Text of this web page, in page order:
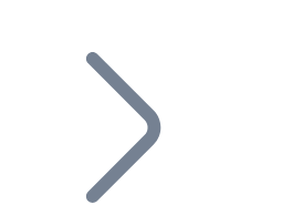
Ajoutez le token de votre